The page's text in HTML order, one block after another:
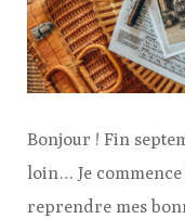
Bonjour ! Fin
loin… Je
reprendre mes